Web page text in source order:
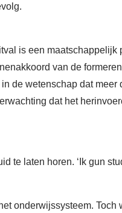
is een maatschappelijk
van de
de wetenschap dat meer
dat het
te laten horen. ‘Ik gun
onderwijssysteem. Toch